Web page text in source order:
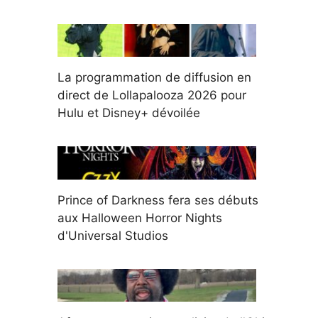
La programmation de diffusion en
direct de Lollapalooza 2026 pour
Hulu et Disney+ dévoilée
Prince of Darkness fera ses débuts
aux Halloween Horror Nights
d'Universal Studios